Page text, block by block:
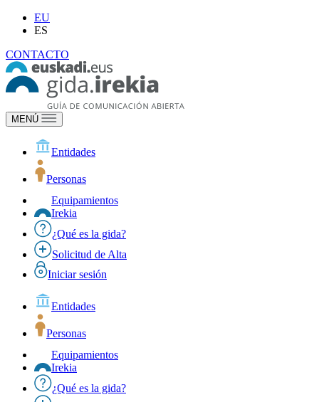
EU
ES
CONTACTO
MENÚ
Entidades
Personas
Equipamientos
Irekia
¿Qué es la gida?
Solicitud de Alta
Iniciar sesión
Entidades
Personas
Equipamientos
Irekia
¿Qué es la gida?